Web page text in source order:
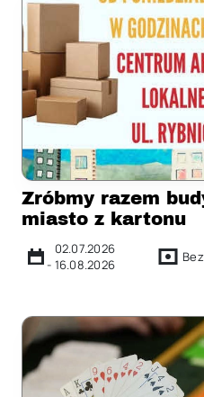
Zróbmy razem
miasto z kartonu
02.07.2026
- 16.08.2026